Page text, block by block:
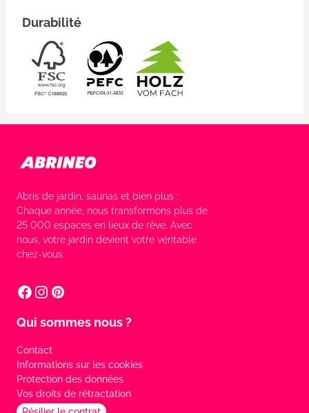
Durabilité
Abris de jardin, saunas et bien plus :
Chaque année, nous transformons plus de
25 000 espaces en lieux de rêve. Avec
nous, votre jardin devient votre véritable
chez-vous.
Qui sommes nous ?
Contact
Informations sur les cookies
Protection des données
Vos droits de rétractation